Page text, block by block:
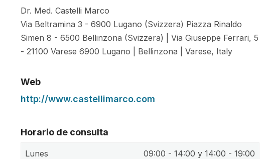
Dr. Med. Castelli Marco
Via Beltramina 3 - 6900 Lugano (Svizzera) Piazza Rinaldo
Simen 8 - 6500 Bellinzona (Svizzera) | Via Giuseppe Ferrari, 5
- 21100 Varese 6900 Lugano | Bellinzona | Varese, Italy
Web
http://www.castellimarco.com
Horario de consulta
Lunes 09:00 - 14:00 y 14:00 - 19:00